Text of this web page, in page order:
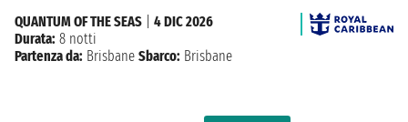
QUANTUM OF THE SEAS
4 DIC 2026
Durata: 8 notti
Partenza da: Brisbane Sbarco: Brisbane